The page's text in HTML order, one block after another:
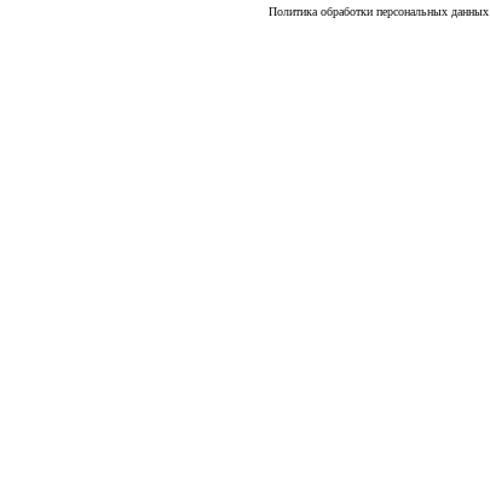
Политика обработки персональных данных